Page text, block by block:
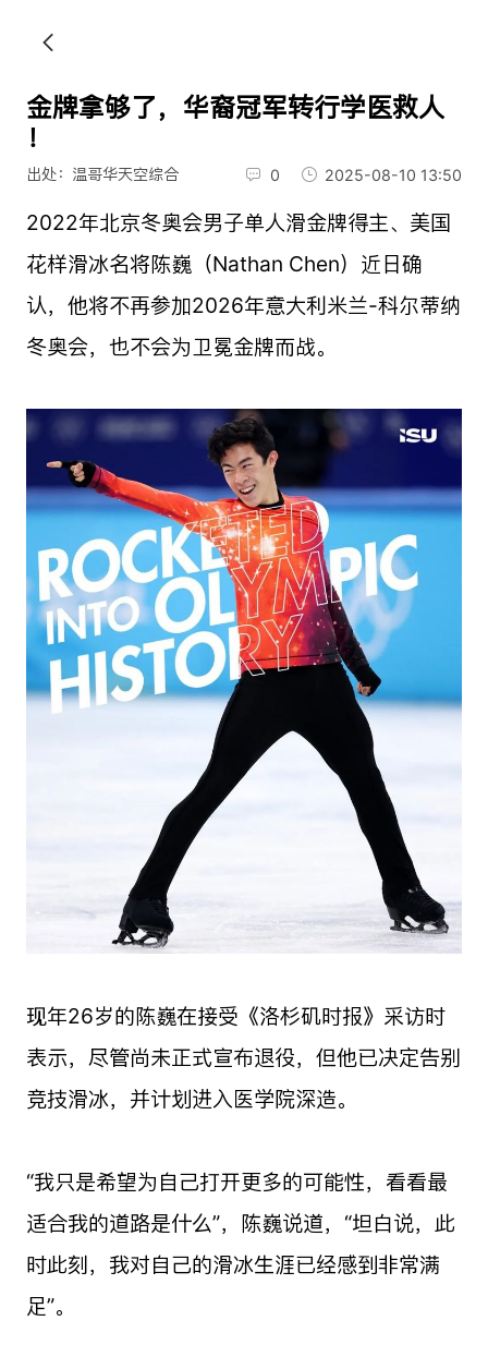
金牌拿够了，华裔冠军转行学医救人
！
出处：温哥华天空综合 0 2025-08-10 13:50
2022年北京冬奥会男子单人滑金牌得主、美国
花样滑冰名将陈巍（Nathan Chen）近日确
认，他将不再参加2026年意大利米兰-科尔蒂纳
冬奥会，也不会为卫冕金牌而战。
现年26岁的陈巍在接受《洛杉矶时报》采访时
表示，尽管尚未正式宣布退役，但他已决定告别
竞技滑冰，并计划进入医学院深造。
“我只是希望为自己打开更多的可能性，看看最
适合我的道路是什么”，陈巍说道，“坦白说，此
时此刻，我对自己的滑冰生涯已经感到非常满
足”。